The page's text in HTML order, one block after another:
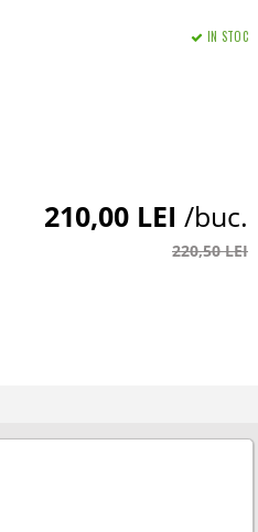
IN STOC
210,00 LEI /buc.
220,50 LEI